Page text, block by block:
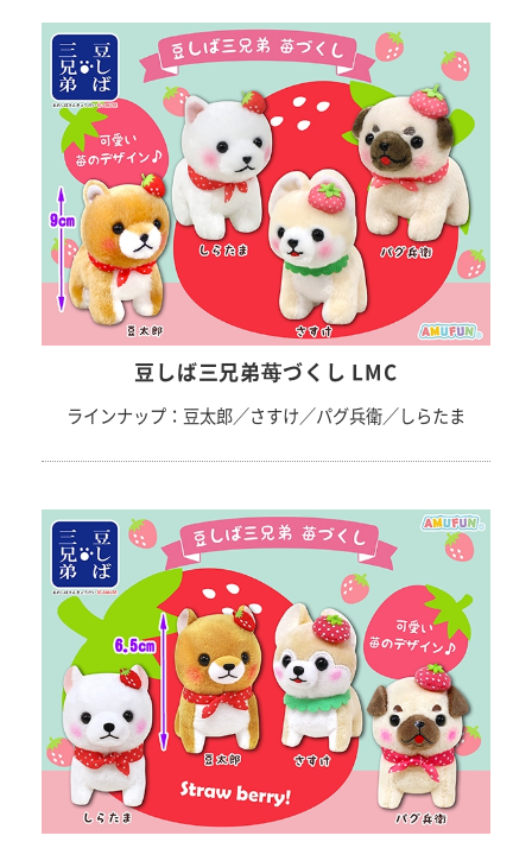
豆しば三兄弟苺づくし LMC
ラインナップ：豆太郎／さすけ／パグ兵衛／しらたま